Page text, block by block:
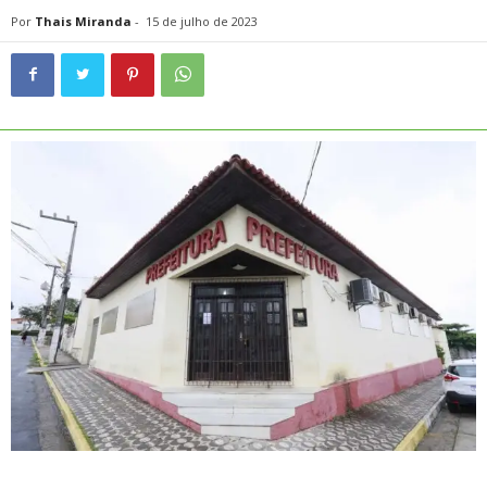
Por Thais Miranda - 15 de julho de 2023